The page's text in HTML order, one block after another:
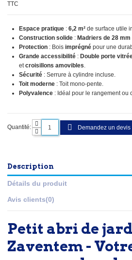
TTC
Espace pratique : 6,2 m² de surface utile
Construction solide : Madriers de 28 mm
Protection : Bois imprégné pour une
Grande accessibilité : Double porte
etcroisillons amovibles.
Sécurité : Serrure à cylindre incluse.
Toit moderne : Toit mono-pente.
Polyvalence : Idéal pour le rangement ou
Quantité: Demandez un devis
Description
Détails du produit
Avis clients(0)
Petit abri de
Zaventem -